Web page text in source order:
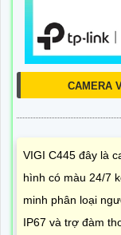
CAMERA
VIGI C445 đây là
hình có màu 24/7
minh phân loại
IP67 và trợ đàm